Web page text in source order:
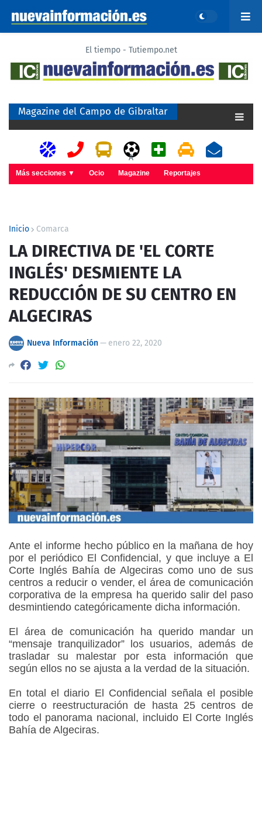
El tiempo - Tutiempo.net
Magazine del Campo de Gibraltar
A
Más secciones ▼ Ocio Magazine Reportajes
Inicio Comarca
LA DIRECTIVA DE 'EL CORTE
INGLÉS' DESMIENTE LA
REDUCCIÓN DE SU CENTRO EN
ALGECIRAS
Nueva Información— enero 22, 2020
Ante el informe hecho público en la mañana de hoy
por el periódico El Confidencial, y que incluye a El
Corte Inglés Bahía de Algeciras como uno de sus
centros a reducir o vender, el área de comunicación
corporativa de la empresa ha querido salir del paso
desmintiendo categóricamente dicha información.
El área de comunicación ha querido mandar un
“mensaje tranquilizador” los usuarios, además de
trasladar su malestar por esta información que
según ellos no se ajusta a la verdad de la situación.
En total el diario El Confidencial señala el posible
cierre o reestructuración de hasta 25 centros de
todo el panorama nacional, incluido El Corte Inglés
Bahía de Algeciras.